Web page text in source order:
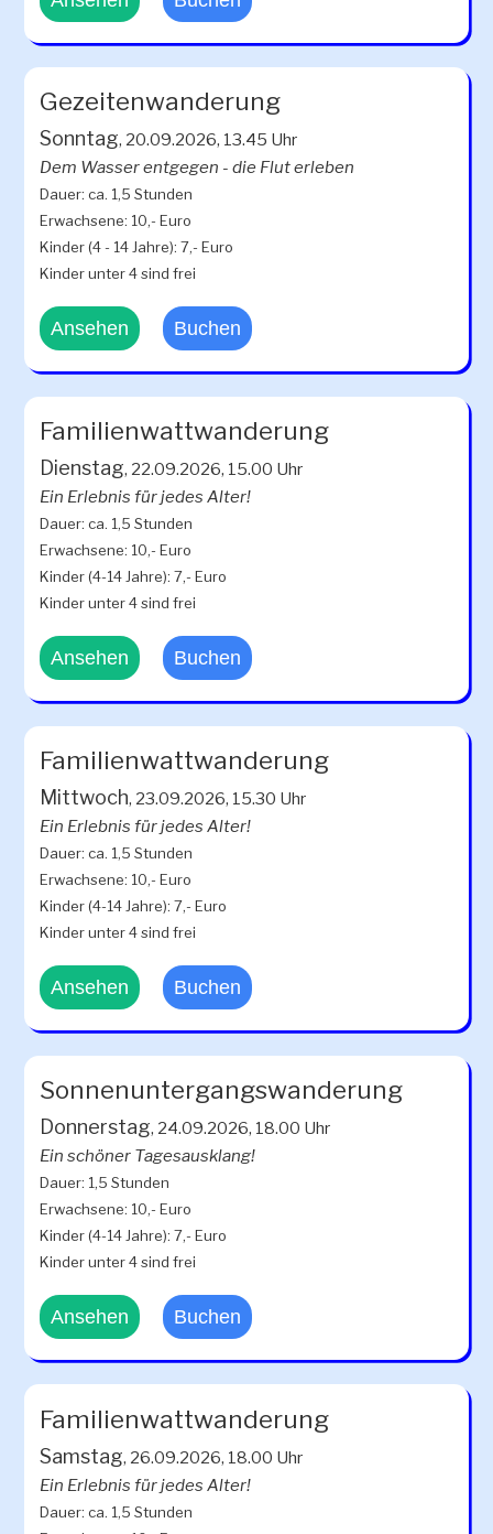
Gezeitenwanderung
Sonntag, 20.09.2026, 13.45 Uhr
Dem Wasser entgegen - die Flut erleben
Dauer: ca. 1,5 Stunden
Erwachsene: 10,- Euro
Kinder (4 - 14 Jahre): 7,- Euro
Kinder unter 4 sind frei
Ansehen Buchen
Familienwattwanderung
Dienstag, 22.09.2026, 15.00 Uhr
Ein Erlebnis für jedes Alter!
Dauer: ca. 1,5 Stunden
Erwachsene: 10,- Euro
Kinder (4-14 Jahre): 7,- Euro
Kinder unter 4 sind frei
Ansehen Buchen
Familienwattwanderung
Mittwoch, 23.09.2026, 15.30 Uhr
Ein Erlebnis für jedes Alter!
Dauer: ca. 1,5 Stunden
Erwachsene: 10,- Euro
Kinder (4-14 Jahre): 7,- Euro
Kinder unter 4 sind frei
Ansehen Buchen
Sonnenuntergangswanderung
Donnerstag, 24.09.2026, 18.00 Uhr
Ein schöner Tagesausklang!
Dauer: 1,5 Stunden
Erwachsene: 10,- Euro
Kinder (4-14 Jahre): 7,- Euro
Kinder unter 4 sind frei
Ansehen Buchen
Familienwattwanderung
Samstag, 26.09.2026, 18.00 Uhr
Ein Erlebnis für jedes Alter!
Dauer: ca. 1,5 Stunden